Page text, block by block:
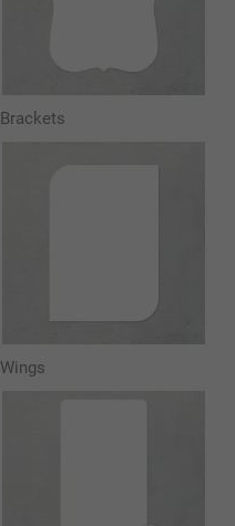
Brackets
Wings